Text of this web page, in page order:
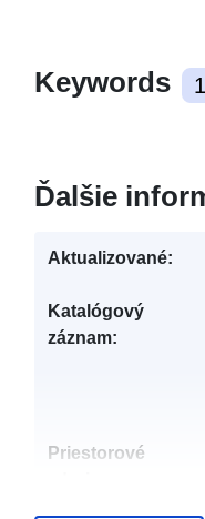
Keywords 1
Ďalšie
Aktualizované:
Katalógový
záznam:
Priestorové